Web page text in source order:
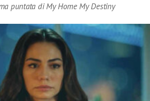
puntata di My Home My Destiny